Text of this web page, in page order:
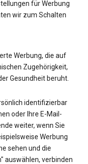
für Werbung
wir zum Schalten
Werbung, die auf
Zugehörigkeit,
Gesundheit beruht.
identifizierbar
oder Ihre E-Mail-
weiter, wenn Sie
Werbung
sehen und die
auswählen, verbinden